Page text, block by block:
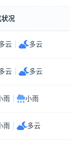
状况
云 多云
云 多云
雨 小雨
雨 多云